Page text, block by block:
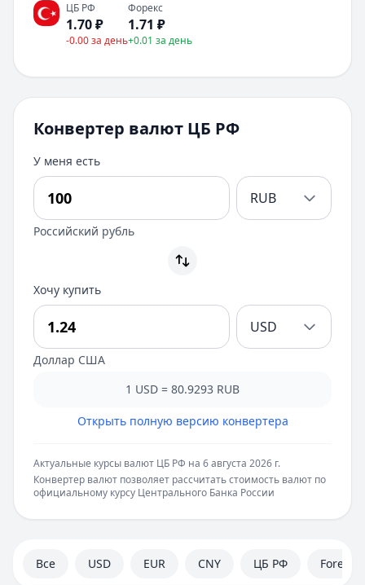
ЦБ РФ
1.70₽
-0.00 за день
Форекс
1.71 ₽
+0.01 за день
Конвертер валют ЦБ РФ
У меня есть
RUB
Российский рубль
Хочу купить
USD
Доллар США
1 USD = 80.9293 RUB
Открыть полную версию конвертера
Актуальные курсы валют ЦБ РФ на 6 августа 2026 г.
Конвертер валют позволяет рассчитать стоимость валют по
официальному курсу Центрального Банка России
Все USD EUR CNY ЦБ РФ Forex